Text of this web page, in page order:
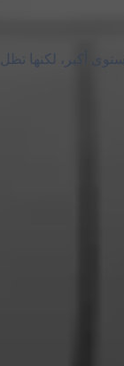
أكبر، لكنها تظل